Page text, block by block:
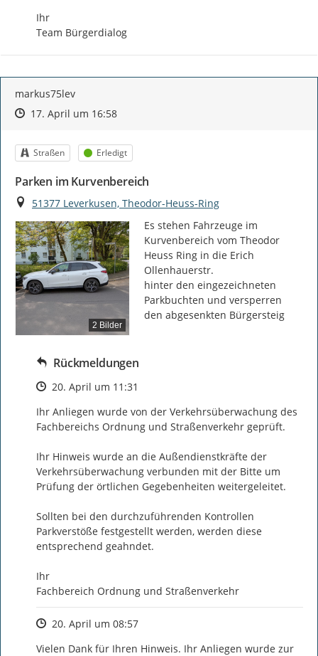
Ihr
Team Bürgerdialog
markus75lev
Zeitpunkt des Erstellens
Zeitpunkt des Erstellens
17. April um 16:58Zur Äußerung
Kategorie
Straßen Status
Erledigt
Parken im Kurvenbereich
Ort
51377 Leverkusen, Theodor-Heuss-Ring
2 Bilder
Es stehen Fahrzeuge im
Kurvenbereich vom Theodor
Heuss Ring in die Erich
Ollenhauerstr.
hinter den eingezeichneten
Parkbuchten und versperren
den abgesenkten Bürgersteig
Rückmeldungen
Zeitpunkt des Erstellens
20. April um 11:31
Ihr Anliegen wurde von der Verkehrsüberwachung des
Fachbereichs Ordnung und Straßenverkehr geprüft.
Ihr Hinweis wurde an die Außendienstkräfte der
Verkehrsüberwachung verbunden mit der Bitte um
Prüfung der örtlichen Gegebenheiten weitergeleitet.
Sollten bei den durchzuführenden Kontrollen
Parkverstöße festgestellt werden, werden diese
entsprechend geahndet.
Ihr
Fachbereich Ordnung und Straßenverkehr
Zeitpunkt des Erstellens
20. April um 08:57
Vielen Dank für Ihren Hinweis. Ihr Anliegen wurde zur